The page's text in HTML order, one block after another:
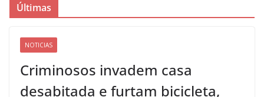
Últimas
NOTICIAS
Criminosos invadem casa
desabitada e furtam bicicleta,